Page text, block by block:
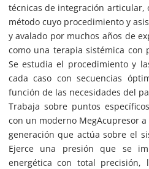
técnicas de integración articular,
método cuyo procedimiento y
y avalado por muchos años de
como una terapia sistémica con
Se estudia el procedimiento y
cada caso con secuencias
función de las necesidades del
Trabaja sobre puntos
con un moderno MegAcupresor
generación que actúa sobre el
Ejerce una presión que se
energética con total precisión,